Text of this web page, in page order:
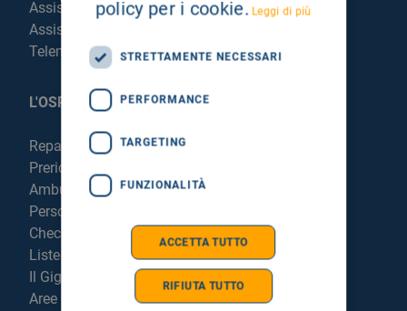
Assistenza Religiosa
Assistenza Stranieri
Telemedicina
L'OSPEDALE
Reparti e Servizi
Prericovero e Hospitalist
Ambulatori
Personale
Check Up
Liste di attesa
Il Giglio in Sicilia
Aree di parcheggio
policy per i cookie. Leggi di più
STRETTAMENTE NECESSARI
PERFORMANCE
TARGETING
FUNZIONALITÀ
ACCETTA TUTTO
RIFIUTA TUTTO